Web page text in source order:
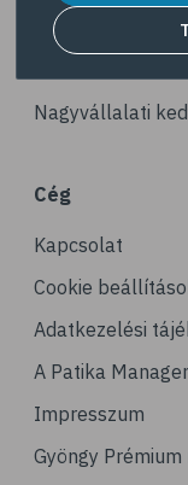
# recept
# kávé
# gasztronómia
# megfázás
# influenza
# orrfolyás
# C-vitamin
#
Gyöngy Patika
Nagyvállalati
Cég
Kapcsolat
Cookie
Adatkezelési
A Patika
Impresszum
Gyöngy